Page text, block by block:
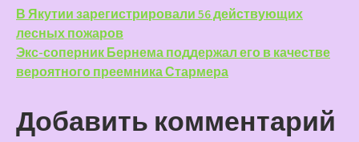
Навигация
по
записям
В Якутии зарегистрировали 56 действующих
лесных пожаров
Экс-соперник Бернема поддержал его в качестве
вероятного преемника Стармера
Добавить комментарий